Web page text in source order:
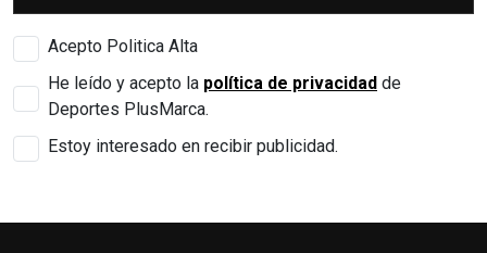
Acepto Politica Alta
He leído y acepto la política de privacidad de
Deportes PlusMarca.
Estoy interesado en recibir publicidad.